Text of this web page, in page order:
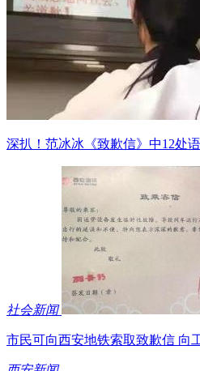
深扒！范冰冰《致歉信》中12处
社会新闻
市民可向西安地铁索取致歉信 向